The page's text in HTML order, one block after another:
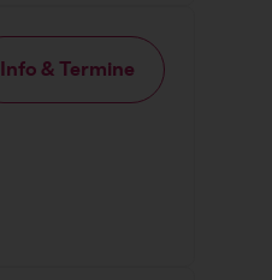
Info & Termine